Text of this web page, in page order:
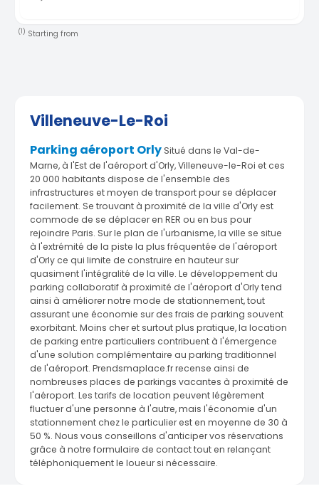
(1) Starting from
Villeneuve-Le-Roi
Parking aéroport Orly Situé dans le Val-de-
Marne, à l'Est de l'aéroport d'Orly, Villeneuve-le-Roi et ces
20 000 habitants dispose de l'ensemble des
infrastructures et moyen de transport pour se déplacer
facilement. Se trouvant à proximité de la ville d'Orly est
commode de se déplacer en RER ou en bus pour
rejoindre Paris. Sur le plan de l'urbanisme, la ville se situe
à l'extrémité de la piste la plus fréquentée de l'aéroport
d'Orly ce qui limite de construire en hauteur sur
quasiment l'intégralité de la ville. Le développement du
parking collaboratif à proximité de l'aéroport d'Orly tend
ainsi à améliorer notre mode de stationnement, tout
assurant une économie sur des frais de parking souvent
exorbitant. Moins cher et surtout plus pratique, la location
de parking entre particuliers contribuent à l'émergence
d'une solution complémentaire au parking traditionnel
de l'aéroport. Prendsmaplace.fr recense ainsi de
nombreuses places de parkings vacantes à proximité de
l'aéroport. Les tarifs de location peuvent légèrement
fluctuer d'une personne à l'autre, mais l'économie d'un
stationnement chez le particulier est en moyenne de 30 à
50 %. Nous vous conseillons d'anticiper vos réservations
grâce à notre formulaire de contact tout en relançant
téléphoniquement le loueur si nécessaire.